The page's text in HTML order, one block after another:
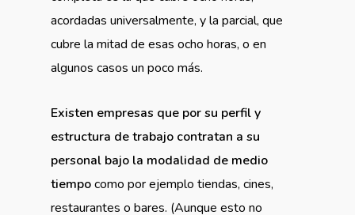
acordadas universalmente, y la parcial, que
cubre la mitad de esas ocho horas, o en
algunos casos un poco más.
Existen empresas que por su perfil y
estructura de trabajo contratan a su
personal bajo la modalidad de medio
tiempocomo por ejemplo tiendas, cines,
restaurantes o bares. (Aunque esto no